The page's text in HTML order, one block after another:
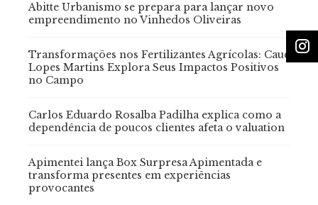
Abitte Urbanismo se prepara para lançar novo
empreendimento no Vinhedos Oliveiras
Transformações nos Fertilizantes Agrícolas: Cauê
Lopes Martins Explora Seus Impactos Positivos
no Campo
Carlos Eduardo Rosalba Padilha explica como a
dependência de poucos clientes afeta o valuation
Apimentei lança Box Surpresa Apimentada e
transforma presentes em experiências
provocantes